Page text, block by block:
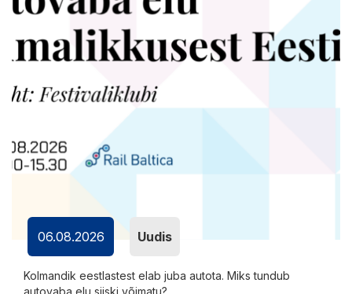
06.08.2026 Uudis
Kolmandik eestlastest elab juba autota. Miks tundub